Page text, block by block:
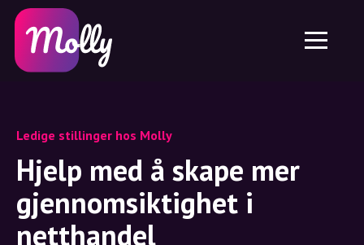
Hudpleie
Hårpleie
Del rabattkode
Funksjoner
Jobb
Plattform
Molly til iPhone og iPad
NO
DE
Ledige stillinger hos Molly
Hjelp med å skape mer
gjennomsiktighet i
netthandel